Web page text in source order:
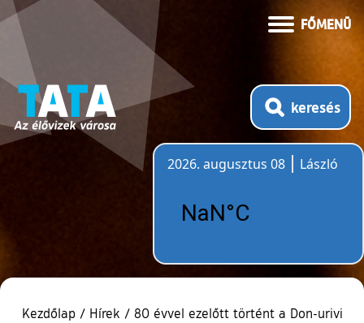
FŐMENÜ
keresés
2026. augusztus 08
László
Kezdőlap / Hírek / 80 évvel ezelőtt történt a Don-urivi